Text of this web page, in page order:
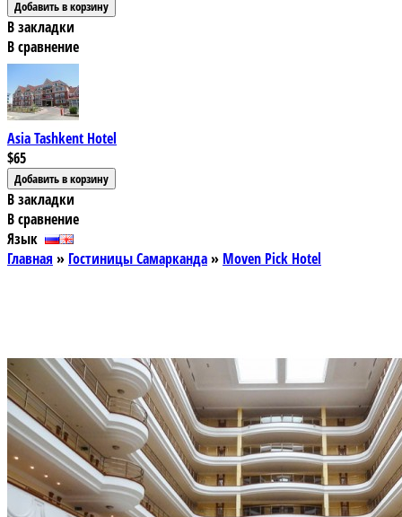
В закладки
В сравнение
Asia Tashkent Hotel
$65
В закладки
В сравнение
Язык
Главная » Гостиницы Самарканда» Moven Pick Hotel